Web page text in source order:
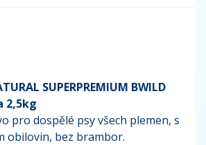
SUPERPREMIUM BWILD
2,5kg
pro dospělé psy všech plemen, s
obilovin, bez brambor.